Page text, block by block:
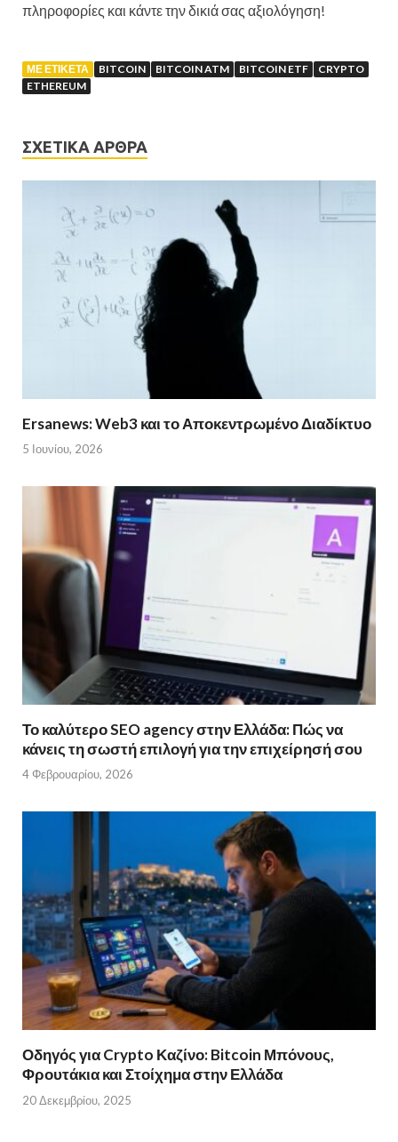
πληροφορίες και κάντε την δικιά σας αξιολόγηση!
ΜΕ ΕΤΙΚΈΤΑ BITCOIN BITCOIN ATM BITCOIN ETF
CRYPTO
ETHEREUM
ΣΧΕΤΙΚΆ ΆΡΘΡΑ
Ersanews: Web3 και το Αποκεντρωμένο Διαδίκτυο
5 Ιουνίου, 2026
Το καλύτερο SEO agency στην Ελλάδα: Πώς να
κάνεις τη σωστή επιλογή για την επιχείρησή σου
4 Φεβρουαρίου, 2026
Οδηγός για Crypto Καζίνο: Bitcoin Μπόνους,
Φρουτάκια και Στοίχημα στην Ελλάδα
20 Δεκεμβρίου, 2025